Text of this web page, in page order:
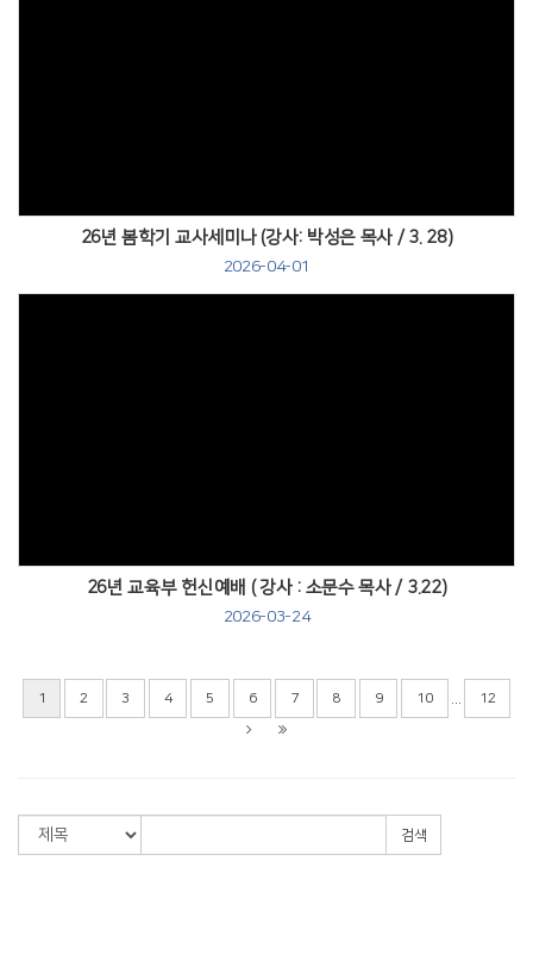
26년 봄학기 교사세미나 (강사: 박성은 목사 / 3. 28)
2026-04-01
26년 교육부 헌신예배 ( 강사 : 소문수 목사 / 3.22)
2026-03-24
1 2 3 4 5 6 7 8 9 10 12
검색